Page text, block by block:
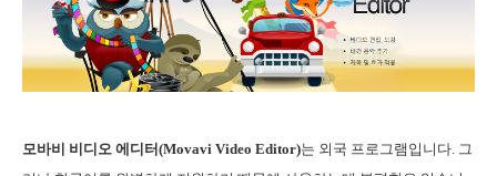
모바비 비디오 에디터(Movavi Video Editor)는 외국 프로그램입니다. 그